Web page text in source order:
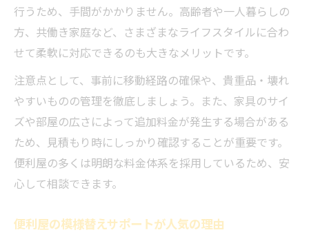
行うため、手間がかかりません。高齢者や一人暮らしの
方、共働き家庭など、さまざまなライフスタイルに合わ
せて柔軟に対応できるのも大きなメリットです。
注意点として、事前に移動経路の確保や、貴重品・壊れ
やすいものの管理を徹底しましょう。また、家具のサイ
ズや部屋の広さによって追加料金が発生する場合がある
ため、見積もり時にしっかり確認することが重要です。
便利屋の多くは明朗な料金体系を採用しているため、安
心して相談できます。
便利屋の模様替えサポートが人気の理由